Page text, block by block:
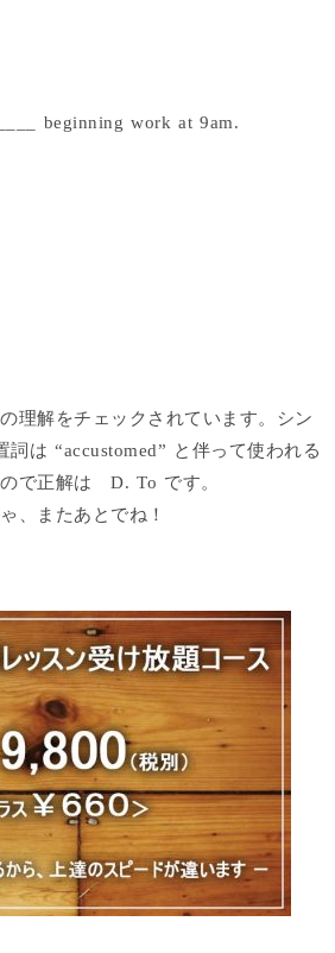
beginning work at 9am.
理解をチェックされています。シン
詞は “accustomed” と伴って使われる
ので正解はD. To です。
、またあとでね！